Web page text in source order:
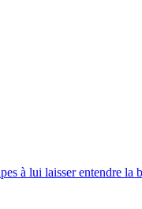
à lui laisser entendre la